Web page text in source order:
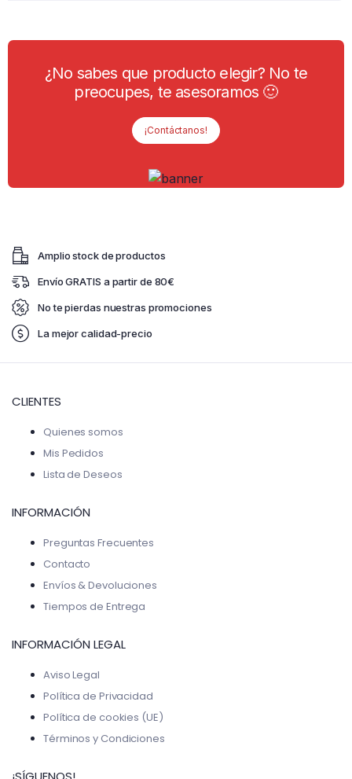
¿No sabes que producto elegir? No te
preocupes, te asesoramos 🙂
¡Contáctanos!
Amplio stock de productos
Envío GRATIS a partir de 80€
No te pierdas nuestras promociones
La mejor calidad-precio
CLIENTES
Quienes somos
Mis Pedidos
Lista de Deseos
INFORMACIÓN
Preguntas Frecuentes
Contacto
Envíos & Devoluciones
Tiempos de Entrega
INFORMACIÓN LEGAL
Aviso Legal
Política de Privacidad
Política de cookies (UE)
Términos y Condiciones